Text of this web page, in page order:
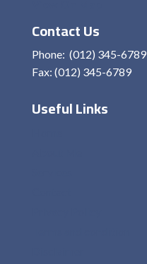
Contact Us
Phone: (012) 345-6789
Fax: (012) 345-6789
Useful Links